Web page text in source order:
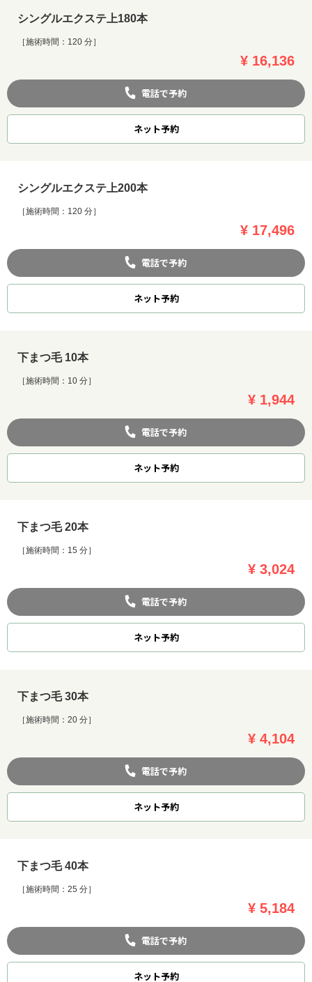
シングルエクステ上180本
［施術時間：120 分］
¥ 16,136
電話で予約
ネット予約
シングルエクステ上200本
［施術時間：120 分］
¥ 17,496
電話で予約
ネット予約
下まつ毛 10本
［施術時間：10 分］
¥ 1,944
電話で予約
ネット予約
下まつ毛 20本
［施術時間：15 分］
¥ 3,024
電話で予約
ネット予約
下まつ毛 30本
［施術時間：20 分］
¥ 4,104
電話で予約
ネット予約
下まつ毛 40本
［施術時間：25 分］
¥ 5,184
電話で予約
ネット予約